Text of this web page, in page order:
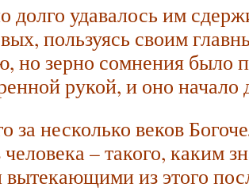
долго удавалось им
пользуясь своим
но зерно сомнения было
рукой, и оно начало
за несколько веков
– такого, каким
вытекающими из этого